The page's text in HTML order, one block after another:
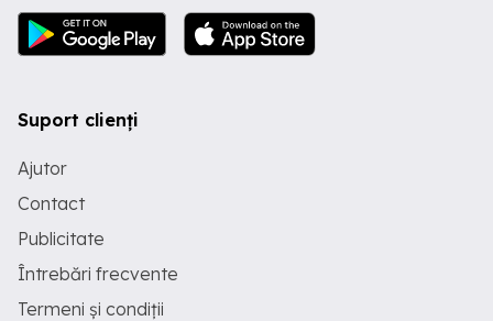
Suport clienți
Ajutor
Contact
Publicitate
Întrebări frecvente
Termeni și condiții